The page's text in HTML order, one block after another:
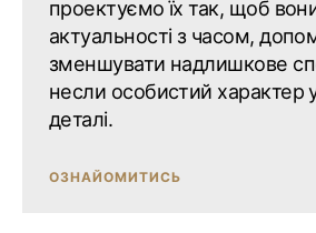
проектуємо їх так, щоб
актуальності з часом,
зменшувати надлишкове
несли особистий характер
деталі.
ОЗНАЙОМИТИСЬ